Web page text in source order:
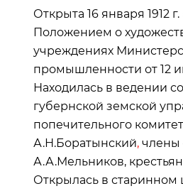
Открыта 16 января 1912
Положением о
учреждениях
промышленности от 12
Находилась в ведении
губернской земской
попечительного
А.Н.Боратынский, члены
А.А.Мельников,
Открылась в старинном